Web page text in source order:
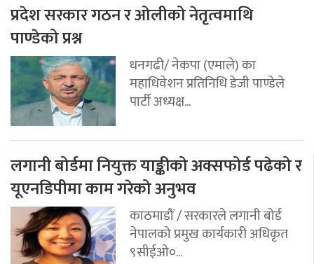
प्रदेश सरकार गठन र ओलीको नेतृत्वमाथि
पाण्डेको प्रश्न
धनगढी/ नेकपा (एमाले) का
महाधिवेशन प्रतिनिधि डेजी पाण्डेले
पार्टी अध्यक्ष...
लगानी बोर्डमा नियुक्त याङ्कीको अक्सफोर्ड पढेको र
यूएनडिपीमा काम गरेको अनुभव
काठमाडौं / सरकारले लगानी बोर्ड
नेपालको प्रमुख कार्यकारी अधिकृत
९सीईओ०...